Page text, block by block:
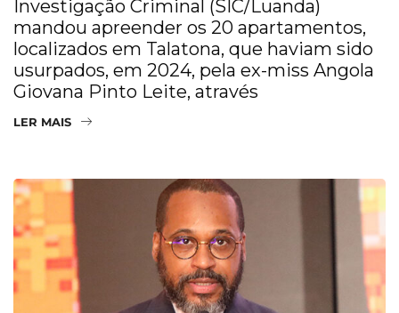
Investigação Criminal (SIC/Luanda)
mandou apreender os 20 apartamentos,
localizados em Talatona, que haviam sido
usurpados, em 2024, pela ex-miss Angola
Giovana Pinto Leite, através
LER MAIS